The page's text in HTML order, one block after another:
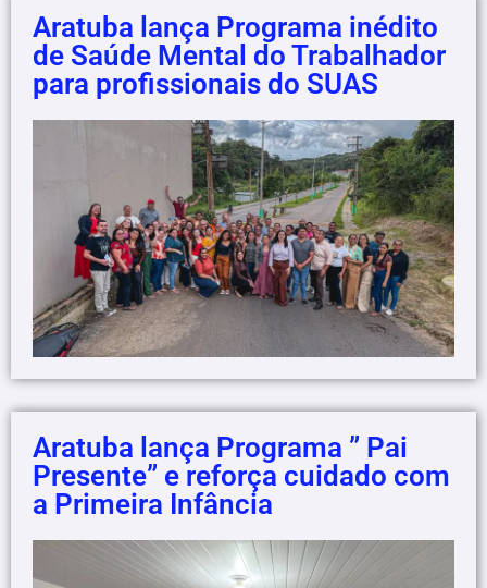
Aratuba lança Programa inédito
de Saúde Mental do Trabalhador
para profissionais do SUAS
Aratuba lança Programa ” Pai
Presente” e reforça cuidado com
a Primeira Infância